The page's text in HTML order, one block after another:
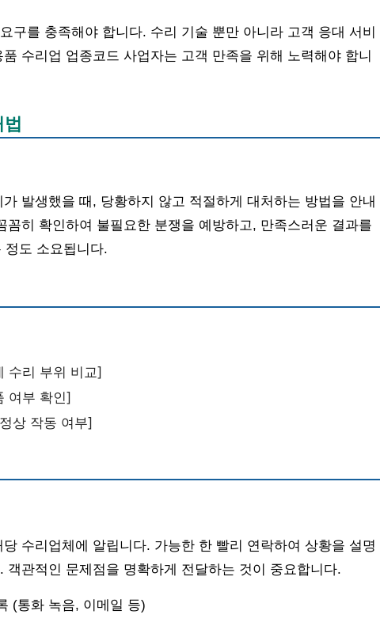
구를 충족해야 합니다. 수리 기술 뿐만 아니라 고객 응대 서비
수리업 업종코드 사업자는 고객 만족을 위해 노력해야 합니
발생했을 때, 당황하지 않고 적절하게 대처하는 방법을 안내
꼼히 확인하여 불필요한 분쟁을 예방하고, 만족스러운 결과를
정도 소요됩니다.
수리 부위 비교]
여부 확인]
상 작동 여부]
수리업체에 알립니다. 가능한 한 빨리 연락하여 상황을 설명
관적인 문제점을 명확하게 전달하는 것이 중요합니다.
(통화 녹음, 이메일 등)